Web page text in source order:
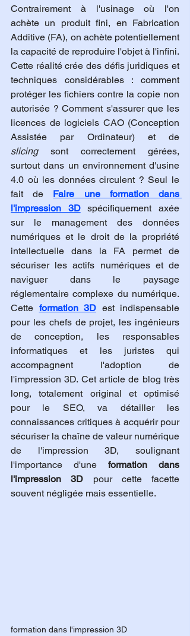
Contrairement à l'usinage où l'on
achète un produit fini, en Fabrication
Additive (FA), on achète potentiellement
la capacité de reproduire l'objet à l'infini.
Cette réalité crée des défis juridiques et
techniques considérables : comment
protéger les fichiers contre la copie non
autorisée ? Comment s'assurer que les
licences de logiciels CAO (Conception
slicing sont correctement gérées,
surtout dans un environnement d'usine
4.0 où les données circulent ? Seul le
fait de Faire une formation dans
l'impression 3D spécifiquement axée
sur le management des données
numériques et le droit de la propriété
intellectuelle dans la FA permet de
sécuriser les actifs numériques et de
naviguer dans le paysage
réglementaire complexe du numérique.
Cette formation 3D est indispensable
pour les chefs de projet, les ingénieurs
de conception, les responsables
informatiques et les juristes qui
accompagnent l'adoption de
l'impression 3D. Cet article de blog très
long, totalement original et optimisé
pour le SEO, va détailler les
connaissances critiques à acquérir pour
sécuriser la chaîne de valeur numérique
de l'impression 3D, soulignant
l'importance d'une formation dans
l'impression 3D pour cette facette
souvent négligée mais essentielle.
formation dans l'impression 3D